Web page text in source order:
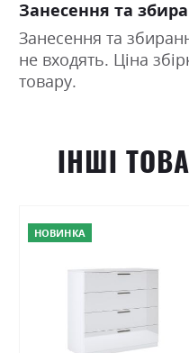
Занесення та
Занесення та
не входять. Ціна
товару.
ІНШІ
НОВИНКА